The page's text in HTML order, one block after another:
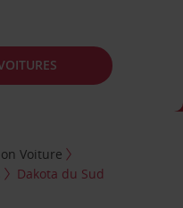
Voiture
Dakota du Sud